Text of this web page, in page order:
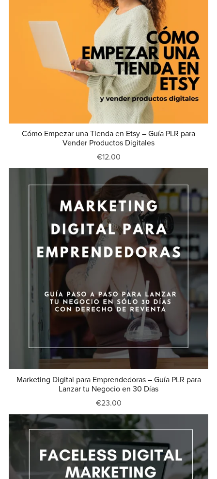
Cómo Empezar una Tienda en Etsy – Guía PLR para
Vender Productos Digitales
€12.00
Marketing Digital para Emprendedoras – Guía PLR para
Lanzar tu Negocio en 30 Días
€23.00